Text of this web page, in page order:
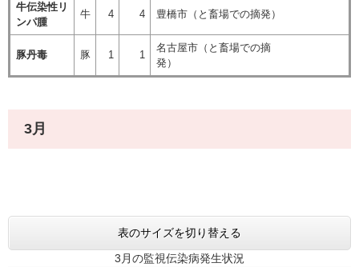
牛伝染性リ
ンパ腫
牛 4 4 豊橋市（と畜場での摘発）
豚丹毒 豚 1 1
名古屋市（と畜場での摘
発）
3月
表のサイズを切り替える
3月の監視伝染病発生状況